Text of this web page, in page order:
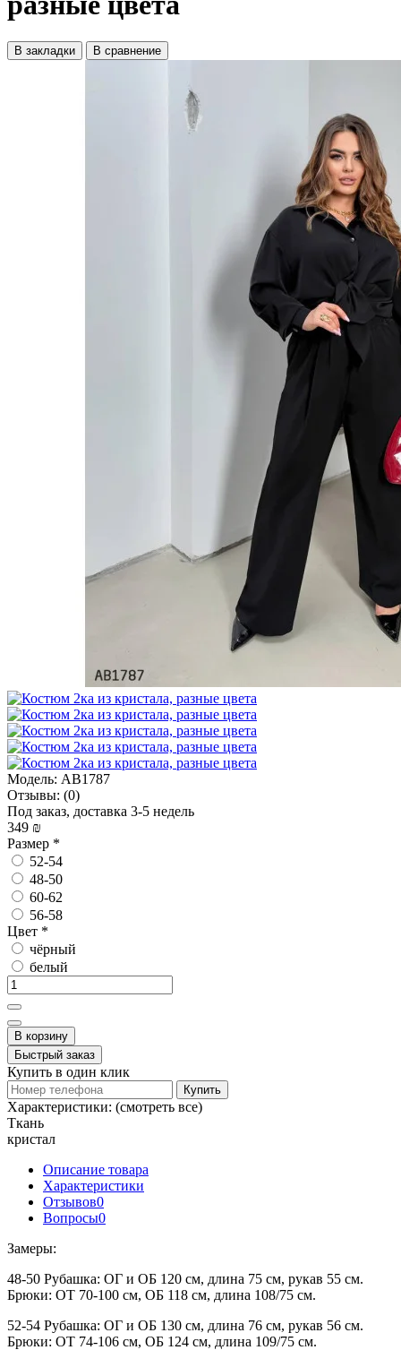
В закладки В сравнение
Модель: AB1787
Отзывы: (0)
Под заказ, доставка 3-5 недель
349 ₪
Размер *
52-54
48-50
60-62
56-58
Цвет *
чёрный
белый
В корзину
Быстрый заказ
Купить в один клик
Купить
Характеристики: (смотреть все)
Ткань
кристал
Описание товара
Характеристики
Отзывов0
Вопросы0
Замеры:
48-50 Рубашка: ОГ и ОБ 120 см, длина 75 см, рукав 55 см.
Брюки: ОТ 70-100 см, ОБ 118 см, длина 108/75 см.
52-54 Рубашка: ОГ и ОБ 130 см, длина 76 см, рукав 56 см.
Брюки: ОТ 74-106 см, ОБ 124 см, длина 109/75 см.